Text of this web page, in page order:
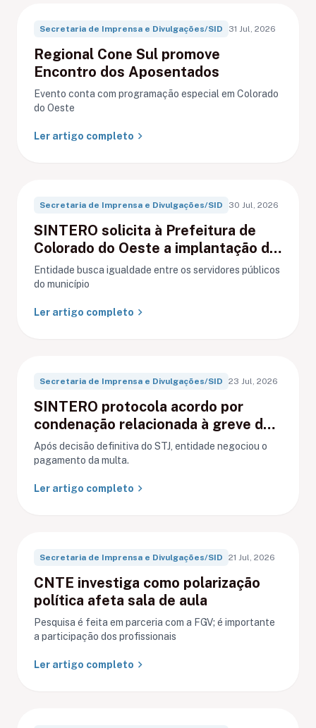
Secretaria de Imprensa e Divulgações/SID 31 Jul, 2026
Regional Cone Sul promove
Encontro dos Aposentados
Evento conta com programação especial em Colorado
do Oeste
Ler artigo completo chevron_right
Secretaria de Imprensa e Divulgações/SID 30 Jul, 2026
SINTERO solicita à Prefeitura de
Colorado do Oeste a implantação do
Cartão Feira para servidores
municipais
Entidade busca igualdade entre os servidores públicos
do município
Ler artigo completo chevron_right
Secretaria de Imprensa e Divulgações/SID 23 Jul, 2026
SINTERO protocola acordo por
condenação relacionada à greve de
Ariquemes
Após decisão definitiva do STJ, entidade negociou o
pagamento da multa.
Ler artigo completo chevron_right
Secretaria de Imprensa e Divulgações/SID 21 Jul, 2026
CNTE investiga como polarização
política afeta sala de aula
Pesquisa é feita em parceria com a FGV; é importante
a participação dos profissionais
Ler artigo completo chevron_right